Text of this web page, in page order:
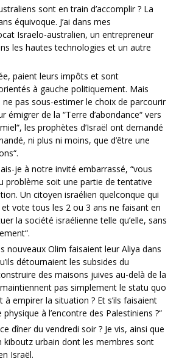
sont en train d’accomplir ? La
équivoque. J’ai dans mes
Israelo-australien, un entrepreneur
les hautes technologies et un autre
paient leurs impôts et sont
à gauche politiquement. Mais
ne pas sous-estimer le choix de parcourir
émigrer de la “Terre d’abondance“ vers
les prophètes d’Israël ont demandé
ni plus ni moins, que d’être une
je à notre invité embarrassé, “vous
problème soit une partie de tentative
Un citoyen israélien quelconque qui
vote tous les 2 ou 3 ans ne faisant en
la société israélienne telle qu’elle, sans
nouveaux Olim faisaient leur Aliya dans
détournaient les subsides du
des maisons juives au-delà de la
maintiennent pas simplement le statu quo
à empirer la situation ? Et s’ils faisaient
à l’encontre des Palestiniens ?“
dîner du vendredi soir ? Je vis, ainsi que
kiboutz urbain dont les membres sont
Israël.